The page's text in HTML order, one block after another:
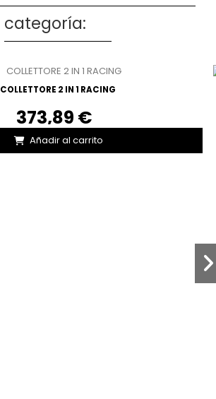
categoría:
COLLETTORE 2 IN 1 RACING
373,89 €
Añadir al carrito